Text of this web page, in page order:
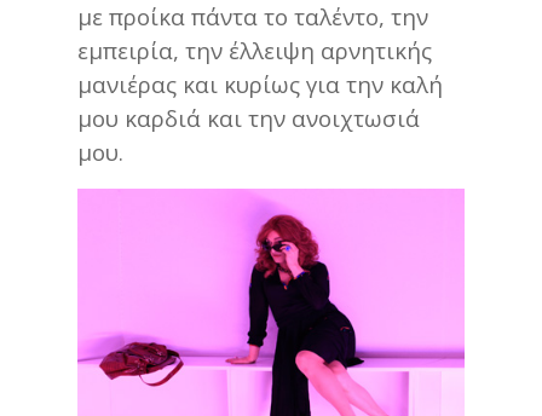
με προίκα πάντα το ταλέντο, την
εμπειρία, την έλλειψη αρνητικής
μανιέρας και κυρίως για την καλή
μου καρδιά και την ανοιχτωσιά
μου.